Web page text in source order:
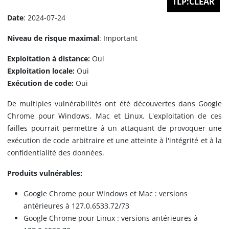
Date: 2024-07-24
Niveau de risque maximal: Important
Exploitation à distance: Oui
Exploitation locale: Oui
Exécution de code: Oui
De multiples vulnérabilités ont été découvertes dans Google
Chrome pour Windows, Mac et Linux. L'exploitation de ces
failles pourrait permettre à un attaquant de provoquer une
exécution de code arbitraire et une atteinte à l'intégrité et à la
confidentialité des données.
Produits vulnérables:
Google Chrome pour Windows et Mac : versions
antérieures à 127.0.6533.72/73
Google Chrome pour Linux : versions antérieures à